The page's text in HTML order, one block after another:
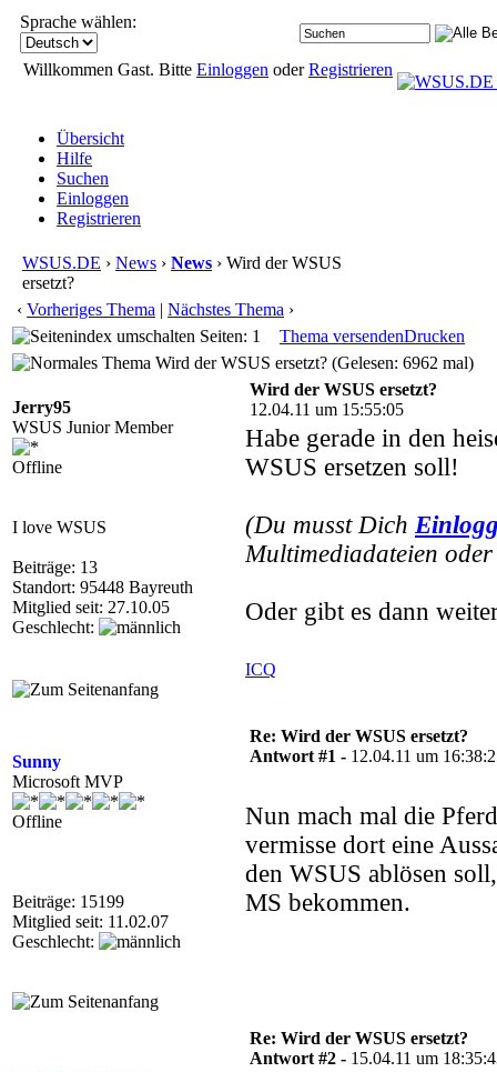
Sprache wählen:
Willkommen Gast. Bitte Einloggen oderRegistrieren
Übersicht
Hilfe
Suchen
Einloggen
Registrieren
WSUS.DE › News › News › Wird der WSUS
ersetzt?
‹ Vorheriges Thema | Nächstes Thema ›
Seiten: 1
Thema versendenDrucken
Wird der WSUS ersetzt? (Gelesen: 6962 mal)
Jerry95
WSUS Junior Member
Offline
I love WSUS
Beiträge: 13
Standort: 95448 Bayreuth
Mitglied seit: 27.10.05
Geschlecht:
Wird der WSUS ersetzt?
12.04.11 um 15:55:05
Habe gerade in den
WSUS ersetzen soll!
(Du musst Dich
Multimediadateien
Oder gibt es dann
ICQ
Sunny
Microsoft MVP
Offline
Beiträge: 15199
Mitglied seit: 11.02.07
Geschlecht:
Re: Wird der WSUS ersetzt?
Antwort #1 - 12.04.11 um
Nun mach mal die
vermisse dort eine
den WSUS ablösen
MS bekommen.
Re: Wird der WSUS ersetzt?
Antwort #2 - 15.04.11 um